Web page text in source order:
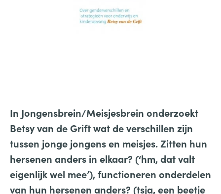
In Jongensbrein/Meisjesbrein onderzoekt
Betsy van de Grift wat de verschillen zijn
tussen jonge jongens en meisjes. Zitten hun
hersenen anders in elkaar? (‘hm, dat valt
eigenlijk wel mee’), functioneren onderdelen
van hun hersenen anders? (tsja, een beetje